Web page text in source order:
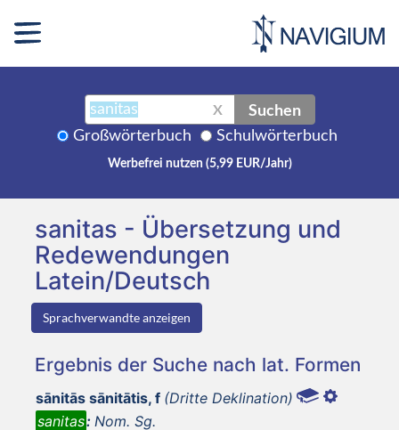
X Suchen
Großwörterbuch Schulwörterbuch
Werbefrei nutzen (5,99 EUR/Jahr)
sanitas - Übersetzung und
Redewendungen
Latein/Deutsch
Sprachverwandte anzeigen
Ergebnis der Suche nach lat. Formen
sānitās sānitātis, f (Dritte Deklination)
sanitas: Nom. Sg.